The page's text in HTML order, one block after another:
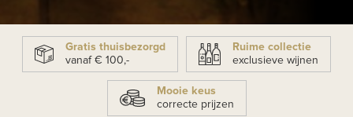
Gratis thuisbezorgd
vanaf € 100,-
Ruime collectie
exclusieve wijnen
Mooie keus
correcte prijzen